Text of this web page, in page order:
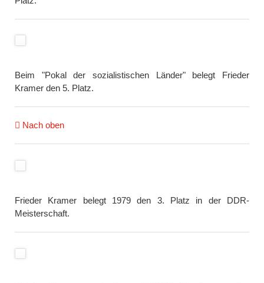
Beim "Pokal der sozialistischen Länder" belegt Frieder
Kramer den 5. Platz.
Nach oben
Frieder Kramer belegt 1979 den 3. Platz in der DDR-
Meisterschaft.